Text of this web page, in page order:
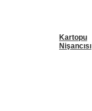
Kartopu
Nişancısı